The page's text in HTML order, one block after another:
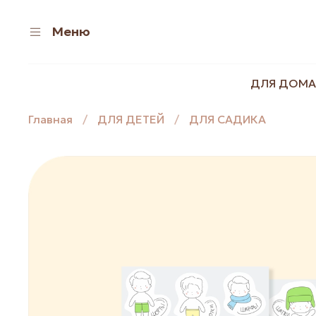
Меню
ДЛЯ ДОМА
Главная ДЛЯ ДЕТЕЙ ДЛЯ САДИКА